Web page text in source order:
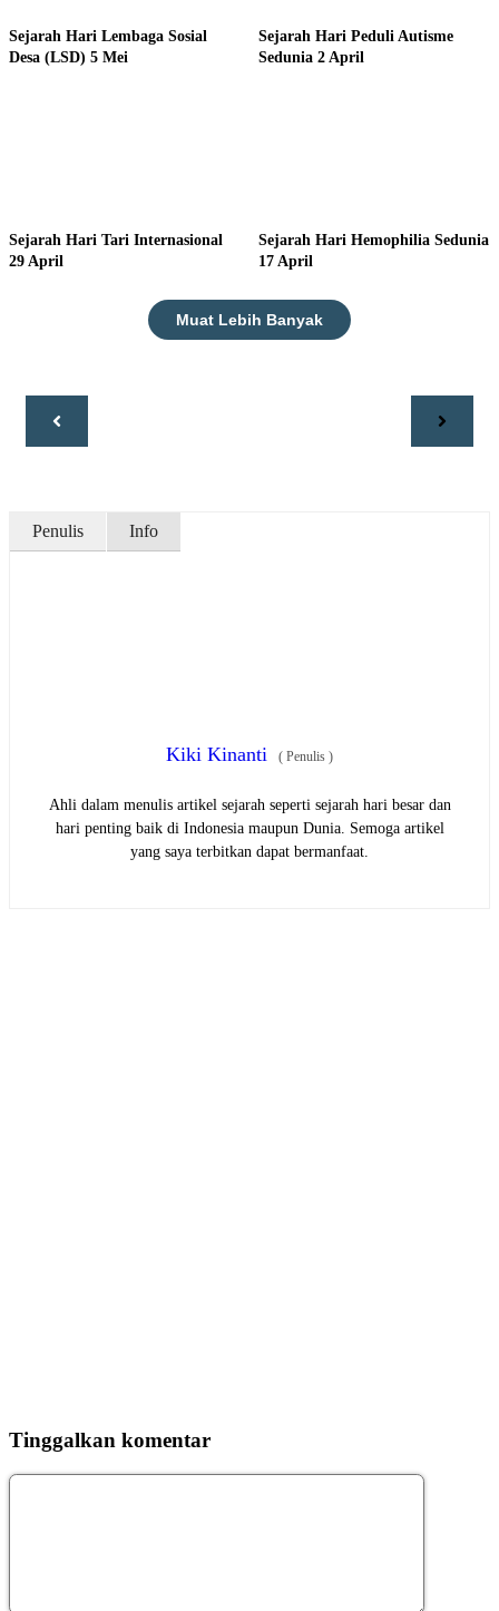
Sejarah Hari Lembaga Sosial
Desa (LSD) 5 Mei
Sejarah Hari Peduli Autisme
Sedunia 2 April
Sejarah Hari Tari Internasional
29 April
Sejarah Hari Hemophilia Sedunia
17 April
Muat Lebih Banyak
Penulis Info
Kiki Kinanti ( Penulis )
Ahli dalam menulis artikel sejarah seperti sejarah hari besar dan
hari penting baik di Indonesia maupun Dunia. Semoga artikel
yang saya terbitkan dapat bermanfaat.
Tinggalkan komentar
Komentar